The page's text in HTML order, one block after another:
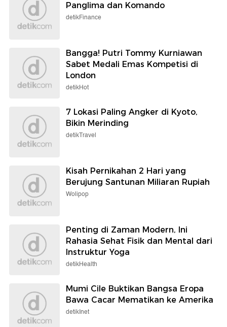
Panglima dan Komando
detikFinance
Bangga! Putri Tommy Kurniawan
Sabet Medali Emas Kompetisi di
London
detikHot
7 Lokasi Paling Angker di Kyoto,
Bikin Merinding
detikTravel
Kisah Pernikahan 2 Hari yang
Berujung Santunan Miliaran Rupiah
Wolipop
Penting di Zaman Modern, Ini
Rahasia Sehat Fisik dan Mental dari
Instruktur Yoga
detikHealth
Mumi Cile Buktikan Bangsa Eropa
Bawa Cacar Mematikan ke Amerika
detikInet